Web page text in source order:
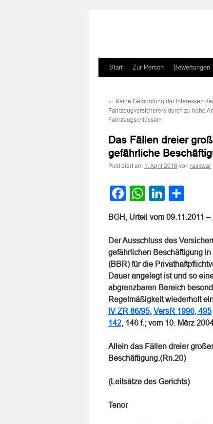
Zum
springen
Start Zur Person Bewertungen
← Keine Gefährdung der Interessen
Fahrzeugversicherers durch zu hohe
Fahrzeugschlüsseln
Das Fällen dreier
gefährliche
Publiziert am 1. April 2016 von raskwar
Facebook
WhatsApp
BGH, Urteil vom 09.11.2011 –
Der Ausschluss des
gefährlichen Beschäftigung
(BBR) für die
Dauer angelegt ist und so
abgrenzbaren Bereich
Regelmäßigkeit wiederholt
IV ZR 86/95, VersR 1996, 495
142, 146 f.; vom 10. März
Allein das Fällen dreier
Beschäftigung.(Rn.20)
(Leitsätze des Gerichts)
Tenor